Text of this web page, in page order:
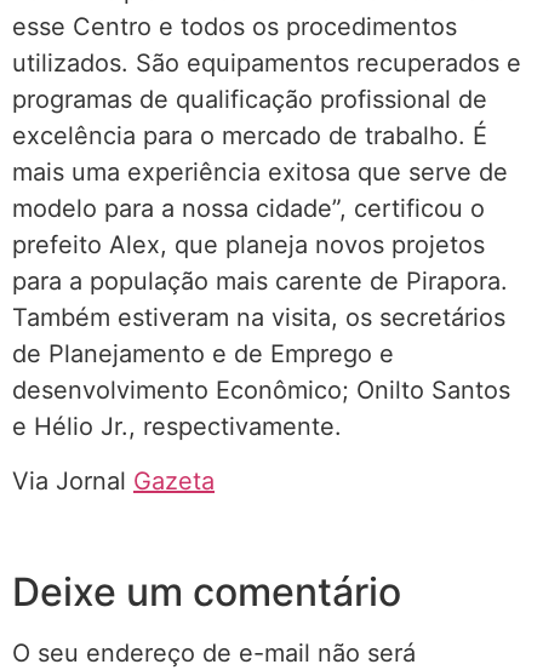
esse Centro e todos os procedimentos
utilizados. São equipamentos recuperados e
programas de qualificação profissional de
excelência para o mercado de trabalho. É
mais uma experiência exitosa que serve de
modelo para a nossa cidade”, certificou o
prefeito Alex, que planeja novos projetos
para a população mais carente de Pirapora.
Também estiveram na visita, os secretários
de Planejamento e de Emprego e
desenvolvimento Econômico; Onilto Santos
e Hélio Jr., respectivamente.
Via Jornal Gazeta
Deixe um comentário
O seu endereço de e-mail não será